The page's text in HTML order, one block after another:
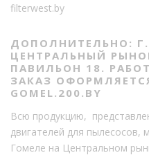
filterwest.by
ДОПОЛНИТЕЛЬНО:
ЦЕНТРАЛЬНЫЙ
ПАВИЛЬОН 18.
ЗАКАЗ
GOMEL.200.BY
Всю продукцию,
двигателей для пылесосов,
Гомеле на Центральном